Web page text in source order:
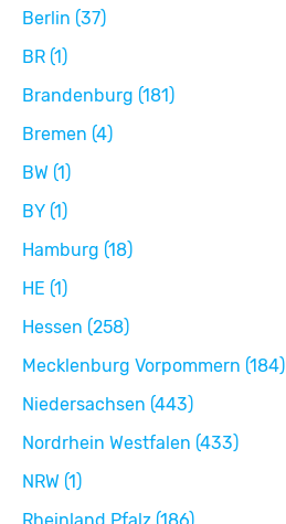
Berlin (37)
BR (1)
Brandenburg (181)
Bremen (4)
BW (1)
BY (1)
Hamburg (18)
HE (1)
Hessen (258)
Mecklenburg Vorpommern (184)
Niedersachsen (443)
Nordrhein Westfalen (433)
NRW (1)